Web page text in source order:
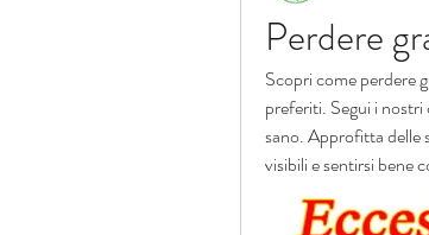
Perdere
Scopri come perdere
preferiti. Segui i
sano. Approfitta delle
visibili e sentirsi bene